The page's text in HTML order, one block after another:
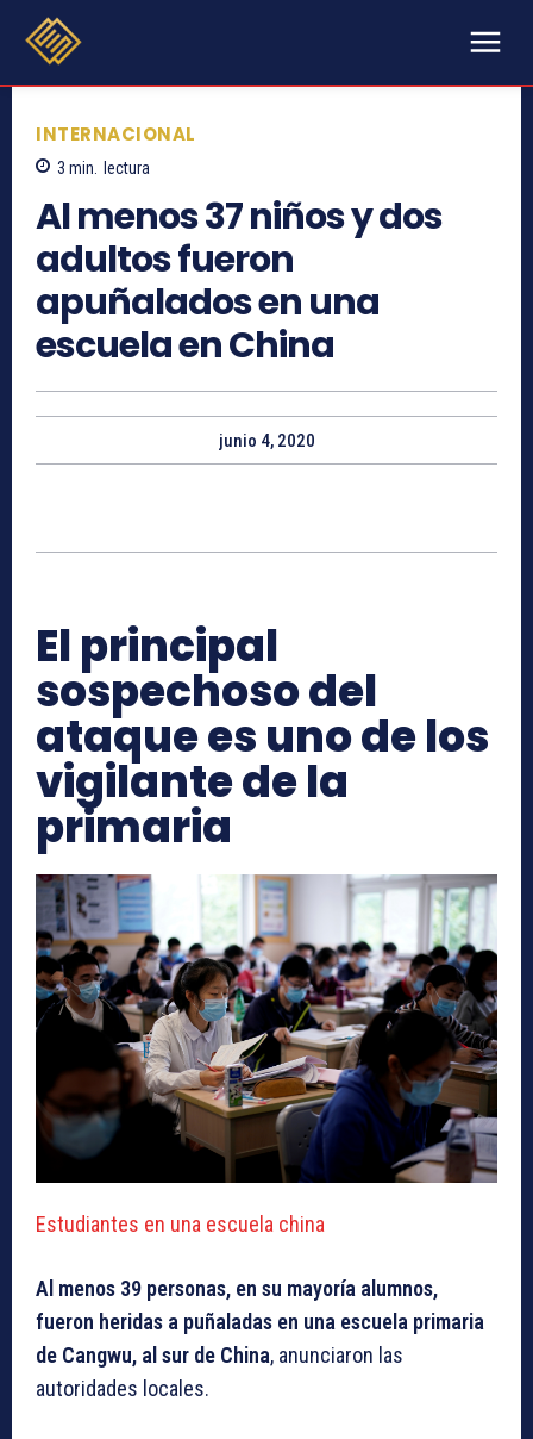
INTERNACIONAL
3 min. lectura
Al menos 37 niños y dos
adultos fueron
apuñalados en una
escuela en China
junio 4, 2020
El principal
sospechoso del
ataque es uno de los
vigilante de la
primaria
Estudiantes en una escuela china
Al menos 39 personas, en su mayoría alumnos,
fueron heridas a puñaladas en una escuela primaria
de Cangwu, al sur de China, anunciaron las
autoridades locales.